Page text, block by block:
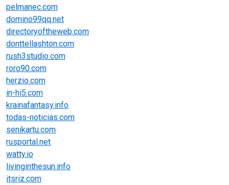
pelmanec.com
domino99qq.net
directoryoftheweb.com
donttellashton.com
rush3studio.com
roro90.com
herzio.com
in-hi5.com
krainafantasy.info
todas-noticias.com
senikartu.com
rusportal.net
watty.io
livinginthesun.info
itsriz.com